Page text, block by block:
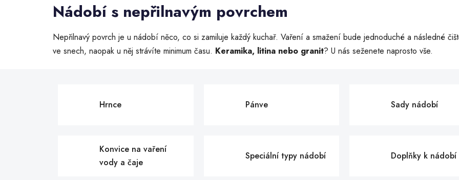
Nádobí s nepřilnavým povrchem
Nepřilnavý povrch je u nádobí něco, co si zamiluje každý kuchař. Vaření a smažení bude jednoduché a následné
ve snech, naopak u něj strávíte minimum času. Keramika, litina nebo granit? U nás seženete naprosto vše.
Hrnce Pánve Sady nádobí
Konvice na vaření
vody a čaje
Speciální typy nádobí Doplňky k nádobí